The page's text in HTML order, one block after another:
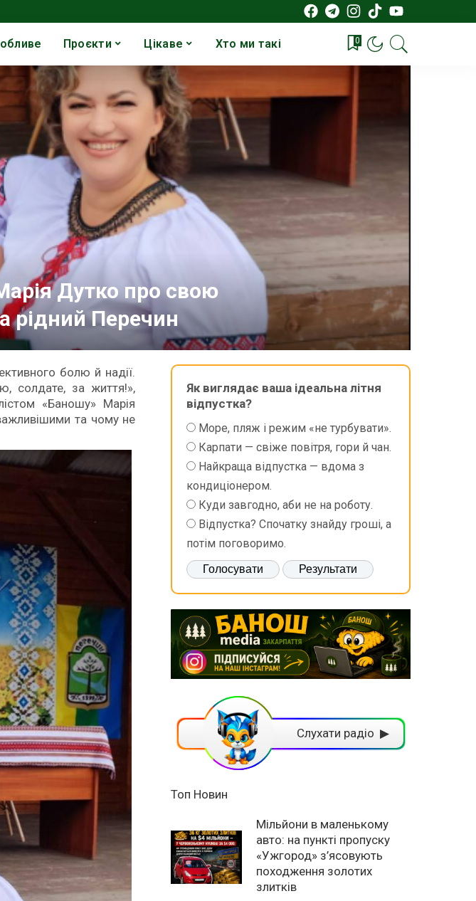
Проєкти Цікаве Хто ми такі 0
Дутко про свою
рідний Перечин
болю й надії.
солдате, за життя!»,
«Баношу» Марія
та чому не
Як виглядає ваша ідеальна літня
відпустка?
Море, пляж і режим «не турбувати».
Карпати — свіже повітря, гори й чан.
Найкраща відпустка — вдома з
кондиціонером.
Куди завгодно, аби не на роботу.
Відпустка? Спочатку знайду гроші, а
потім поговоримо.
Слухати радіо ▶
Топ Новин
Мільйони в маленькому
авто: на пункті пропуску
«Ужгород» з’ясовують
походження золотих
злитків